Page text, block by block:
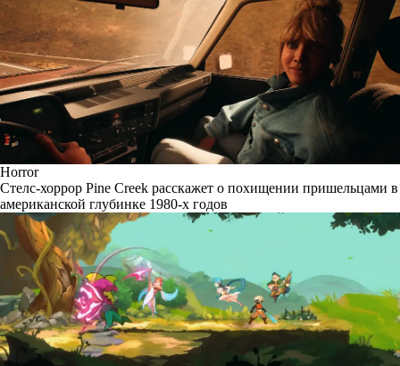
Horror
Стелс-хоррор Pine Creek расскажет о похищении пришельцами в
американской глубинке 1980-х годов